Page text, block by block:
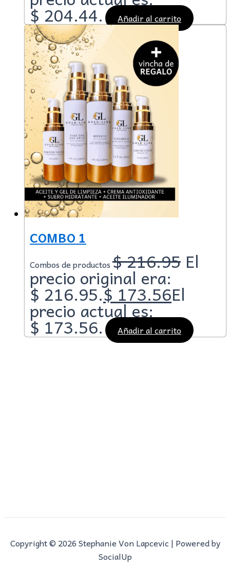
$ 204.44. Añadir al carrito
COMBO 1
Combos de productos$216.95 El
precio original era:
$ 216.95.$ 173.56El
precio actual es:
$ 173.56. Añadir al carrito
Copyright © 2026 Stephanie Von Lapcevic | Powered by
SocialUp